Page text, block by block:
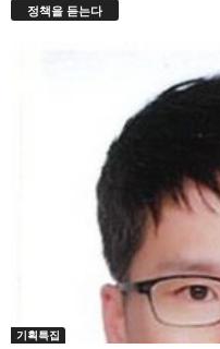
정책을 듣는다
기획특집